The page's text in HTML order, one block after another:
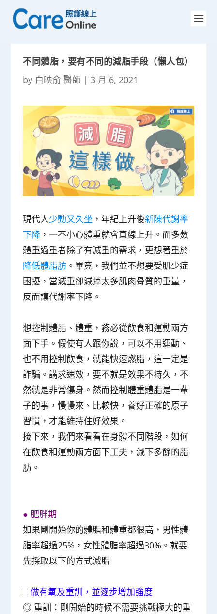
不同體脂，要有不同的減脂手段（懶人包）
by 白映俞 醫師 |3 月 6, 2021
現代人少動又久坐 ，年紀上升後新陳代謝率
下降 ，一不小心體重就會直線上升。而多數
體重過重者除了有減重的需求，更想著重於
降低體脂肪 。畢竟，我們並不想要受肌少症
困擾，當減重卻減掉太多肌肉骨質的重量，
反而讓代謝率下降。
想控制體脂、體重，務必從飲食和運動兩方
面下手。假使有人跟你說，可以不用運動、
也不用控制飲食，就能快速燃脂，這一定是
詐騙。講求速效，要不就是效果不持久，不
然就是非常傷身。然而控制體重體脂是一輩
子的事，慢慢來、比較快，養好正確的原子
習慣，才能維持住好效果。
接下來，我們來看看在身體不同階段，如何
在飲食和運動兩方面下工夫，減下多餘的脂
肪。
● 肥胖期
如果剛開始你的體脂和體重都很高， 男性體
脂率超過25%，女性體脂率超過30% 。就要
先採取以下的方式減脂
□ 做有氧及重訓，並逐步增加強度
◎ 重訓 ：剛開始的時候不需要挑戰極大的重